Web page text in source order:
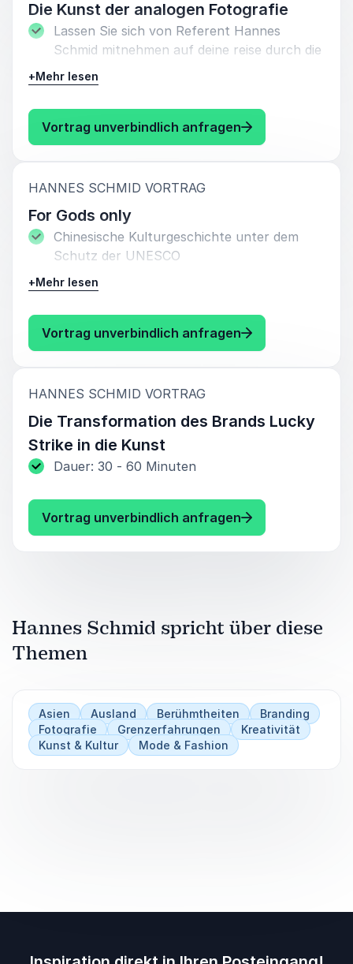
Stiftungsarbeit zurück und veranschaulicht
so neue Denkansätze in der gemeinnützigen
Arbeit.
Dauer: ca. 60 Minuten
Die Kunst der analogen Fotografie
Lassen Sie sich von Referent Hannes
Schmid mitnehmen auf deine reise durch die
Geschichte der Fotografie und seiner
eigenen Kunstwerke.
Dauer: 30 - 60 Minuten
+Mehr lesen
Vortrag unverbindlich anfragen: Hannes Schmid
HANNES SCHMID VORTRAG
For Gods only
Chinesische Kulturgeschichte unter dem
Schutz der UNESCO
Dauer: 30 - 60 Minuten
+Mehr lesen
Vortrag unverbindlich anfragen: Hannes Schmid
HANNES SCHMID VORTRAG
Die Transformation des Brands Lucky
Strike in die Kunst
Dauer: 30 - 60 Minuten
Vortrag unverbindlich anfragen: Hannes Schmid
Hannes Schmid spricht über diese
Themen
Asien Ausland Berühmtheiten
Branding
Fotografie
Grenzerfahrungen
Kreativität
Kunst & Kultur
Mode & Fashion